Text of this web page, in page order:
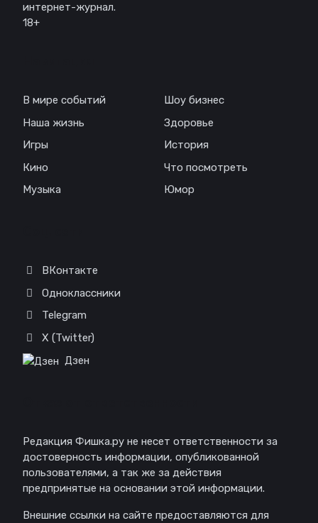
интернет-журнал.
18+
В мире событий
Наша жизнь
Игры
Кино
Музыка
Шоу бизнес
Здоровье
История
Что посмотреть
Юмор
ВКонтакте
Одноклассники
Telegram
X (Twitter)
Дзен
Редакция Фишка.ру не несет ответственности за
достоверность информации, опубликованной
пользователями, а так же за действия
предпринятые на основании этой информации.
Внешние ссылки на сайте предоставляются для